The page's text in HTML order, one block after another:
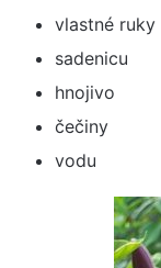
vlastné ruky
sadenicu
hnojivo
čečiny
vodu